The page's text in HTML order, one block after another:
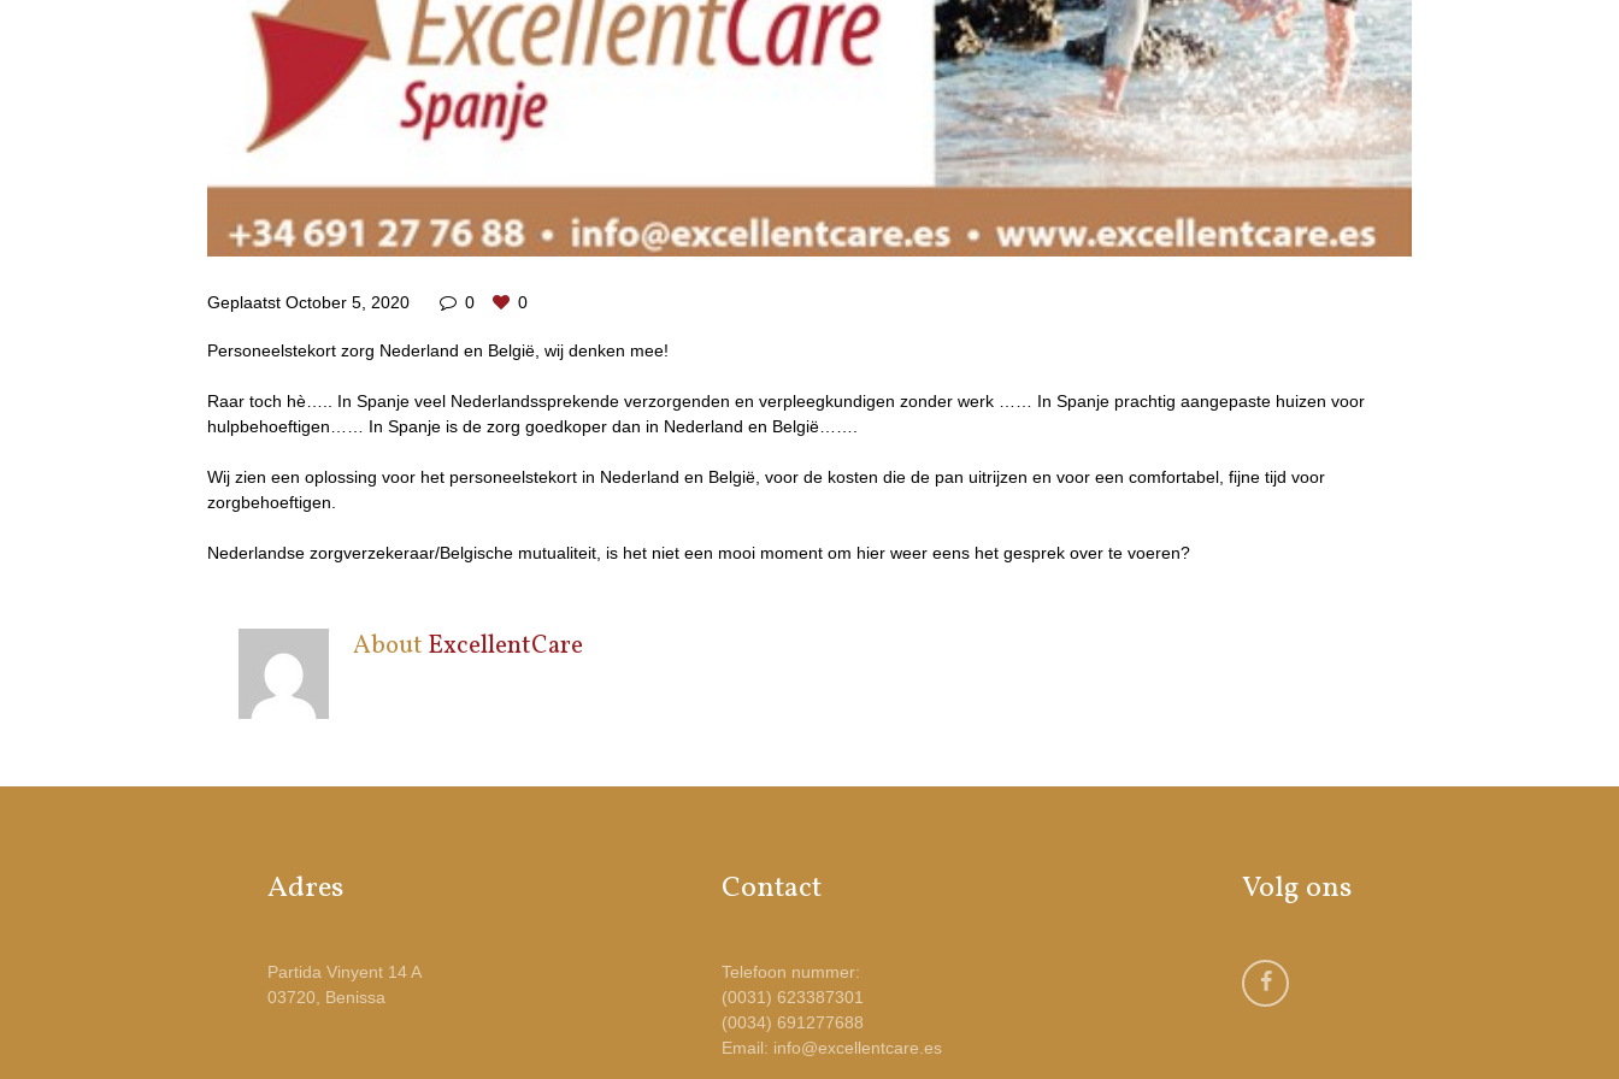
Geplaatst October 5, 2020 0 0
Personeelstekort zorg Nederland en België, wij denken mee!
Raar toch hè….. In Spanje veel Nederlandssprekende verzorgenden en verpleegkundigen zonder werk …… In Spanje prachtig aangepaste huizen voor
hulpbehoeftigen…… In Spanje is de zorg goedkoper dan in Nederland en België…….
Wij zien een oplossing voor het personeelstekort in Nederland en België, voor de kosten die de pan uitrijzen en voor een comfortabel, fijne tijd voor
zorgbehoeftigen.
Nederlandse zorgverzekeraar/Belgische mutualiteit, is het niet een mooi moment om hier weer eens het gesprek over te voeren?
About ExcellentCare
Adres
Partida Vinyent 14 A
03720, Benissa
Contact
Telefoon nummer:
(0031) 623387301
(0034) 691277688
Email: info@excellentcare.es
Volg ons